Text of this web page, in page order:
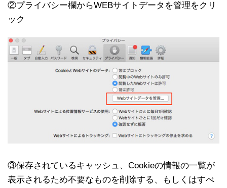
②プライバシー欄からWEBサイトデータを管理をクリ
ック
③保存されているキャッシュ、Cookieの情報の一覧が
表示されるため不要なものを削除する、もしくはすべ